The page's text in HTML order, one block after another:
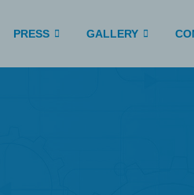
PRESS GALLERY